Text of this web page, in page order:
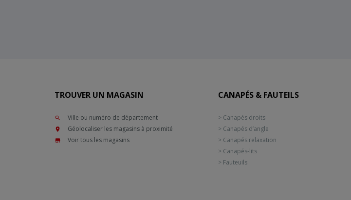
TROUVER UN MAGASIN
Ville ou numéro de département
Géolocaliser les magasins à proximité
Voir tous les magasins
CANAPÉS & FAUTEILS
> Canapés droits
> Canapés d’angle
> Canapés relaxation
> Canapés-lits
> Fauteuils